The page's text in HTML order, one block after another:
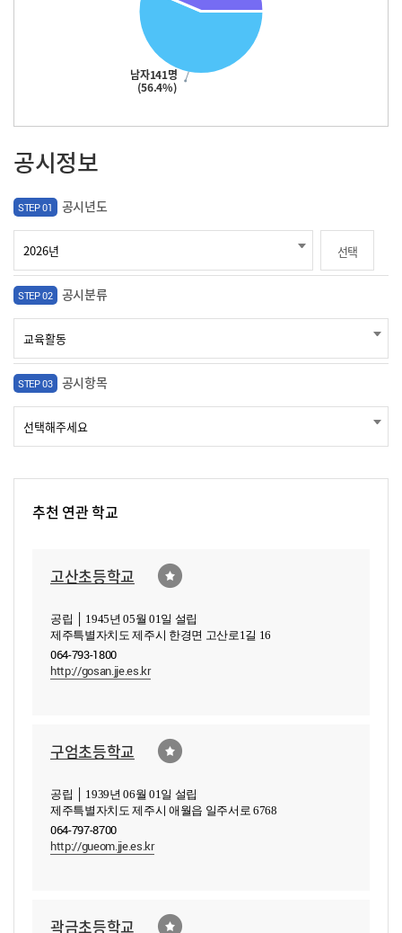
남자141명
(56.4%)
공시정보
STEP 01 공시년도
선택
STEP 02 공시분류
STEP 03 공시항목
추천 연관 학교
고산초등학교
공립 │ 1945년 05월 01일 설립
제주특별자치도 제주시 한경면 고산로1길 16
064-793-1800
http://gosan.jje.es.kr
구엄초등학교
공립 │ 1939년 06월 01일 설립
제주특별자치도 제주시 애월읍 일주서로 6768
064-797-8700
http://gueom.jje.es.kr
곽금초등학교